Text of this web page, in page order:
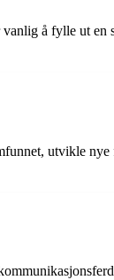
å fylle ut en
utvikle